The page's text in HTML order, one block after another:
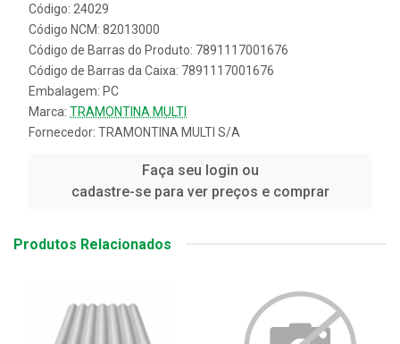
Código: 24029
Código NCM: 82013000
Código de Barras do Produto: 7891117001676
Código de Barras da Caixa: 7891117001676
Embalagem: PC
Marca: TRAMONTINA MULTI
Fornecedor: TRAMONTINA MULTI S/A
Faça seu login ou
cadastre-se para ver preços e comprar
Produtos Relacionados